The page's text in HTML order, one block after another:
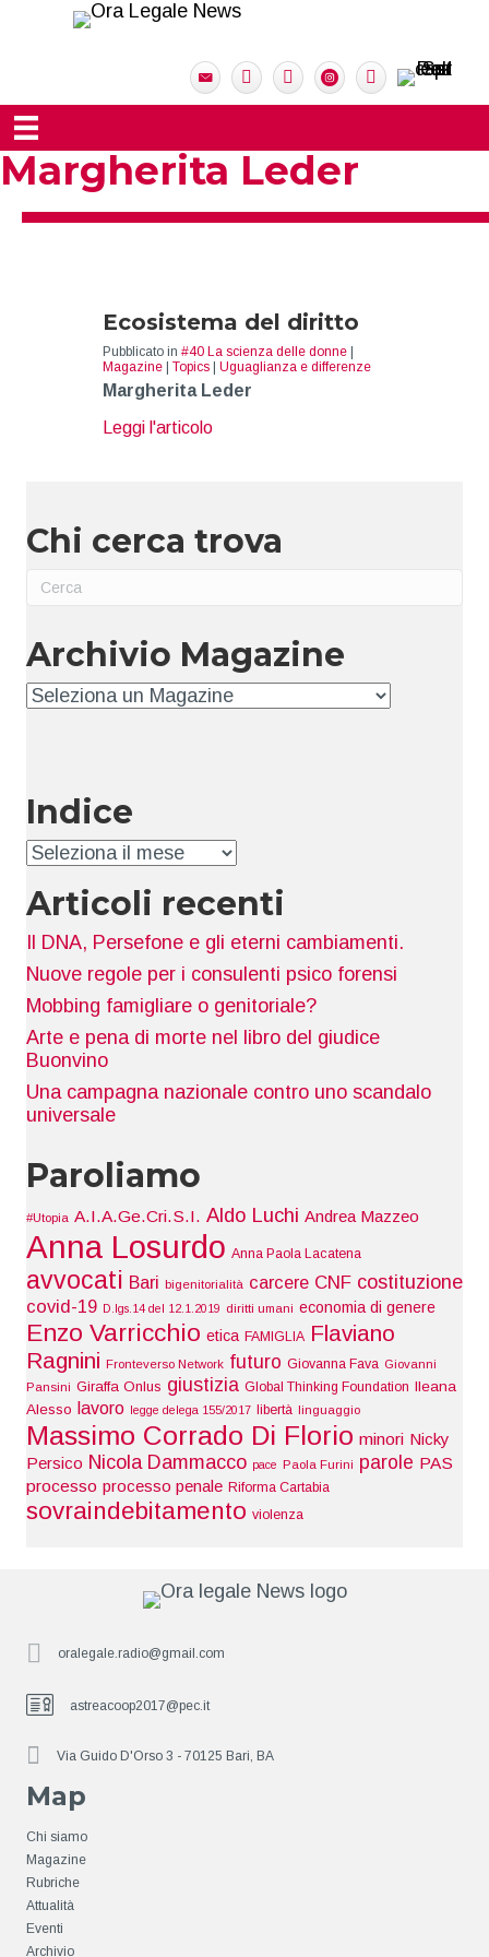
Margherita Leder
Ecosistema del diritto
Pubblicato in #40 La scienza delle donne
Magazine
Topics Uguaglianza e differenze
Margherita Leder
Leggi l'articoloabout Ecosistema del diritto
Chi cerca trova
Archivio Magazine
Archivio
Indice
Indice
Articoli recenti
Il DNA, Persefone e gli eterni cambiamenti.
Nuove regole per i consulenti psico forensi
Mobbing famigliare o genitoriale?
Arte e pena di morte nel libro del giudice
Buonvino
Una campagna nazionale contro uno scandalo
universale
Paroliamo
#Utopia A.I.A.Ge.Cri.S.I. Aldo Luchi Andrea Mazzeo
Anna Losurdo Anna Paola Lacatena
avvocati Bari bigenitorialità carcere CNF costituzione
covid-19 D.lgs.14 del 12.1.2019 diritti umani economia di genere
Enzo Varricchio etica FAMIGLIA Flaviano
Ragnini
Fronteverso Network futuro Giovanna Fava Giovanni
Pansini Giraffa Onlus giustizia Global Thinking Foundation Ileana
Alesso lavoro legge delega 155/2017 libertà linguaggio
Massimo Corrado Di Florio minori Nicky
Persico Nicola Dammacco pace Paola Furini parole PAS
processo processo penale Riforma Cartabia
sovraindebitamento violenza
oralegale.radio@gmail.com
astreacoop2017@pec.it
Via Guido D'Orso 3 - 70125 Bari, BA
Map
Chi siamo
Magazine
Rubriche
Attualità
Eventi
Archivio